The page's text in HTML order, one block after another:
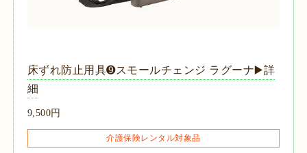
床ずれ防止用具➒スモールチェンジ ラグーナ▶️詳
細
9,500円
介護保険レンタル対象品